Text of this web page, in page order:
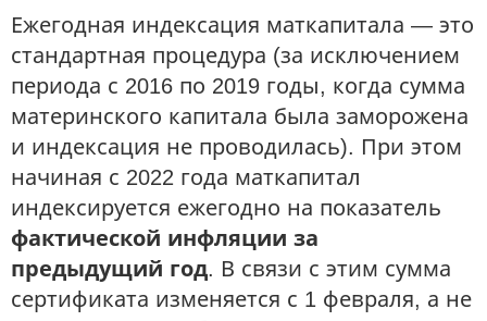
Ежегодная индексация маткапитала — это
стандартная процедура (за исключением
периода с 2016 по 2019 годы, когда сумма
материнского капитала была заморожена
и индексация не проводилась). При этом
начиная с 2022 года маткапитал
индексируется ежегодно на показатель
фактической инфляции за
предыдущий год. В связи с этим сумма
сертификата изменяется с 1 февраля, а не